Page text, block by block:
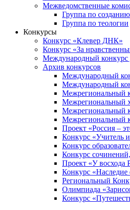
Межведомственные
Группа по
Группа по теологии
Конкурсы
Конкурс «Клевер ДНК»
Конкурс «За
Международный конкурс
Архив конкурсов
Международный
Международный
Межрегиональный
Межрегиональный
Межрегиональный
Межрегиональный
Проект «Россия –
Конкурс «Учитель
Конкурс
Конкурс
Проект «У восхода
Конкурс «Наследие
Региональный
Олимпиада
Конкурс